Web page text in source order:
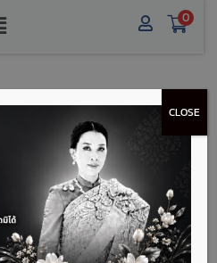
0
อนเข้าป่า
ตรียมตัว
แบบครบ
CLOSE